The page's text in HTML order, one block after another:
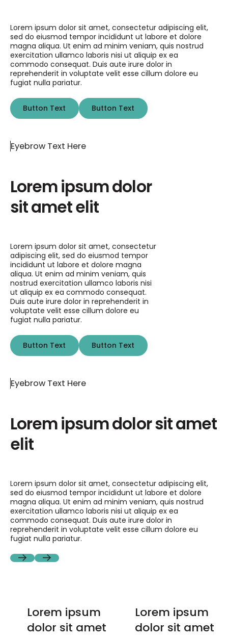
Lorem ipsum dolor sit amet, consectetur adipiscing elit,
sed do eiusmod tempor incididunt ut labore et dolore
magna aliqua. Ut enim ad minim veniam, quis nostrud
exercitation ullamco laboris nisi ut aliquip ex ea
commodo consequat. Duis aute irure dolor in
reprehenderit in voluptate velit esse cillum dolore eu
fugiat nulla pariatur.
Button Text
Button Text Button Text
Button Text
Eyebrow Text Here
Lorem ipsum dolor
sit amet elit
Lorem ipsum dolor sit amet, consectetur
adipiscing elit, sed do eiusmod tempor
incididunt ut labore et dolore magna
aliqua. Ut enim ad minim veniam, quis
nostrud exercitation ullamco laboris nisi
ut aliquip ex ea commodo consequat.
Duis aute irure dolor in reprehenderit in
voluptate velit esse cillum dolore eu
fugiat nulla pariatur.
Button Text
Button Text Button Text
Button Text
Eyebrow Text Here
Lorem ipsum dolor sit amet
elit
Lorem ipsum dolor sit amet, consectetur adipiscing elit,
sed do eiusmod tempor incididunt ut labore et dolore
magna aliqua. Ut enim ad minim veniam, quis nostrud
exercitation ullamco laboris nisi ut aliquip ex ea
commodo consequat. Duis aute irure dolor in
reprehenderit in voluptate velit esse cillum dolore eu
fugiat nulla pariatur.
PreviousNext
Lorem ipsum
dolor sit amet
Lorem ipsum
dolor sit amet